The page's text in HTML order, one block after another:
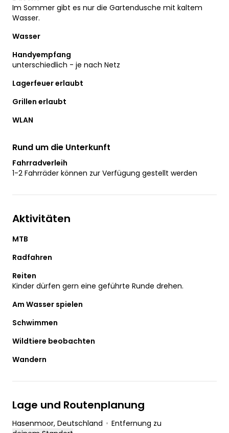
Im Sommer gibt es nur die Gartendusche mit kaltem
Wasser.
Wasser
Handyempfang
unterschiedlich - je nach Netz
Lagerfeuer erlaubt
Grillen erlaubt
WLAN
Rund um die Unterkunft
Fahrradverleih
1-2 Fahrräder können zur Verfügung gestellt werden
Aktivitäten
MTB
Radfahren
Reiten
Kinder dürfen gern eine geführte Runde drehen.
Am Wasser spielen
Schwimmen
Wildtiere beobachten
Wandern
Lage und Routenplanung
Hasenmoor, Deutschland • Entfernung zu